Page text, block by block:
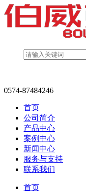
0574-87484246
首页
公司简介
产品中心
案例中心
新闻中心
服务与支持
联系我们
首页